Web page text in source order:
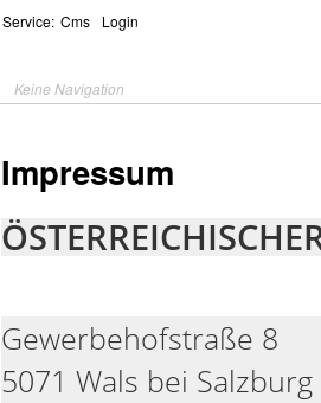
Keine Navigation
Service: Cms Login
Impressum
Gewerbehofstraße 8
5071 Wals bei Salzburg